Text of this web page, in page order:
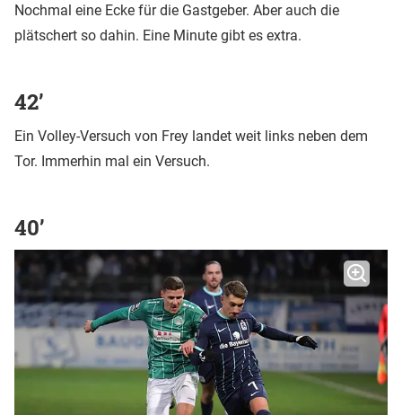
Nochmal eine Ecke für die Gastgeber. Aber auch die
plätschert so dahin. Eine Minute gibt es extra.
42’
Ein Volley-Versuch von Frey landet weit links neben dem
Tor. Immerhin mal ein Versuch.
40’